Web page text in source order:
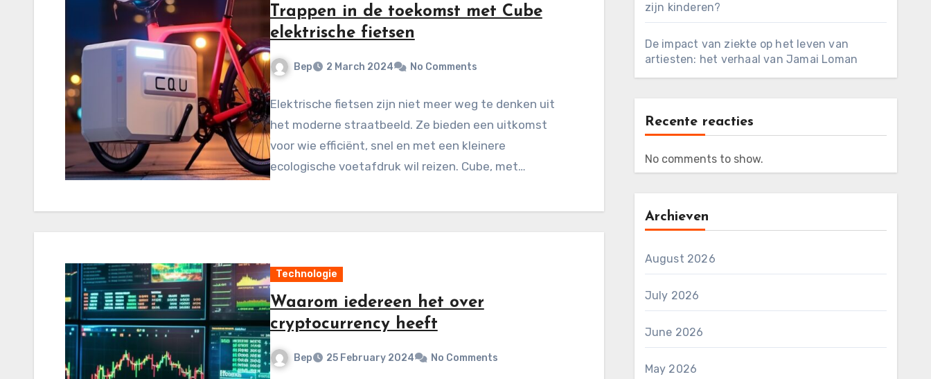
Trappen in de toekomst met Cube
elektrische fietsen
Bep 2 March 2024 No Comments
Elektrische fietsen zijn niet meer weg te denken uit
het moderne straatbeeld. Ze bieden een uitkomst
voor wie efficiënt, snel en met een kleinere
ecologische voetafdruk wil reizen. Cube, met…
Technologie
Waarom iedereen het over
cryptocurrency heeft
Bep 25 February 2024 No Comments
zijn kinderen?
De impact van ziekte op het leven van
artiesten: het verhaal van Jamai Loman
Recente reacties
No comments to show.
Archieven
August 2026
July 2026
June 2026
May 2026